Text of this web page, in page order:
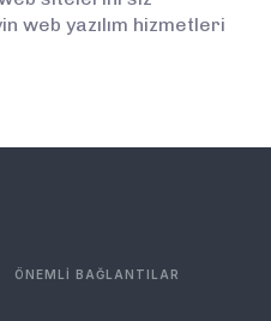
web yazılım hizmetleri
ÖNEMLİ BAĞLANTILAR